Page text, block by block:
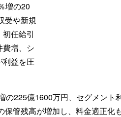
増の20
受や新規
任給引
費増、シ
利益を圧
の225億1600万円、セグメント
管残高が増加し、料金適正化